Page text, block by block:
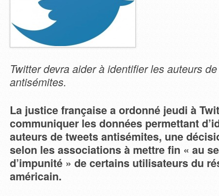
Twitter devra aider à identifier les auteurs
antisémites.
La justice française a ordonné jeudi à
communiquer les données permettant
auteurs de tweets antisémites, une
selon les associations à mettre fin « au
d’impunité » de certains utilisateurs du
américain.